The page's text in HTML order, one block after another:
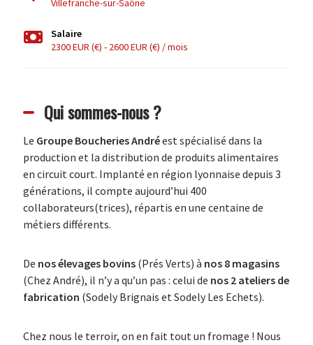
Villefranche-sur-Saône
Salaire
2300 EUR (€) - 2600 EUR (€) / mois
Qui sommes-nous ?
Le Groupe Boucheries Andréest spécialisé dans la
production et la distribution de produits alimentaires
en circuit court. Implanté en région lyonnaise depuis 3
générations, il compte aujourd’hui 400
collaborateurs(trices), répartis en une centaine de
métiers différents.
De nos élevages bovins(Prés Verts) à nos 8 magasins
(Chez André), il n’y a qu’un pas : celui de nos 2 ateliers de
fabrication (Sodely Brignais et Sodely Les Echets).
Chez nous le terroir, on en fait tout un fromage ! Nous